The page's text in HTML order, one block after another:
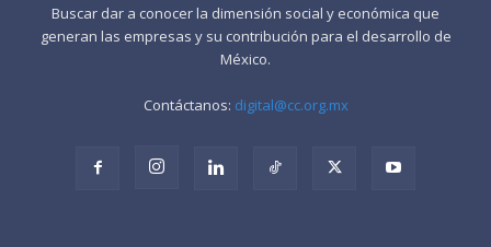
Buscar dar a conocer la dimensión social y económica que
generan las empresas y su contribución para el desarrollo de
México.
Contáctanos: digital@cc.org.mx